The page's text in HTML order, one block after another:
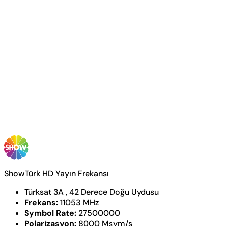
ShowTürk HD Yayın Frekansı
Türksat 3A , 42 Derece Doğu Uydusu
Frekans:11053 MHz
Symbol Rate: 27500000
Polarizasyon: 8000 Msym/s